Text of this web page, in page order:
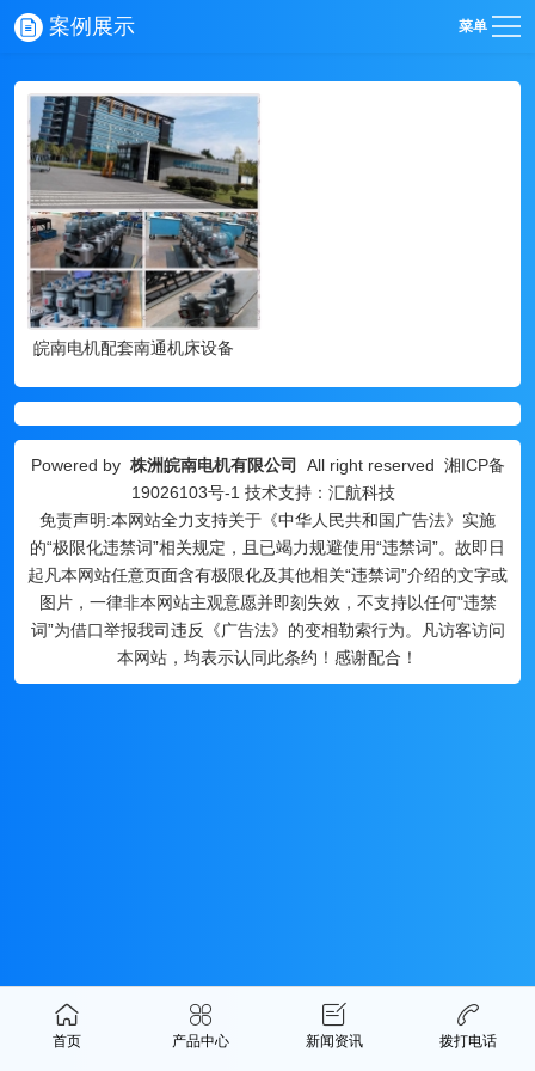
案例展示 菜单
皖南电机配套南通机床设备
Powered by 株洲皖南电机有限公司 All right reserved 湘ICP备
19026103号-1 技术支持：汇航科技
免责声明:本网站全力支持关于《中华人民共和国广告法》实施
的“极限化违禁词”相关规定，且已竭力规避使用“违禁词”。故即日
起凡本网站任意页面含有极限化及其他相关“违禁词”介绍的文字或
图片，一律非本网站主观意愿并即刻失效，不支持以任何"违禁
词”为借口举报我司违反《广告法》的变相勒索行为。凡访客访问
本网站，均表示认同此条约！感谢配合！
首页 产品中心 新闻资讯 拨打电话